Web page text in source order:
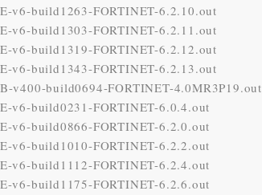
v6-build1263-FORTINET-6.2.10.out
v6-build1303-FORTINET-6.2.11.out
v6-build1319-FORTINET-6.2.12.out
v6-build1343-FORTINET-6.2.13.out
v400-build0694-FORTINET-4.0MR3P19.out
v6-build0231-FORTINET-6.0.4.out
v6-build0866-FORTINET-6.2.0.out
v6-build1010-FORTINET-6.2.2.out
v6-build1112-FORTINET-6.2.4.out
v6-build1175-FORTINET-6.2.6.out